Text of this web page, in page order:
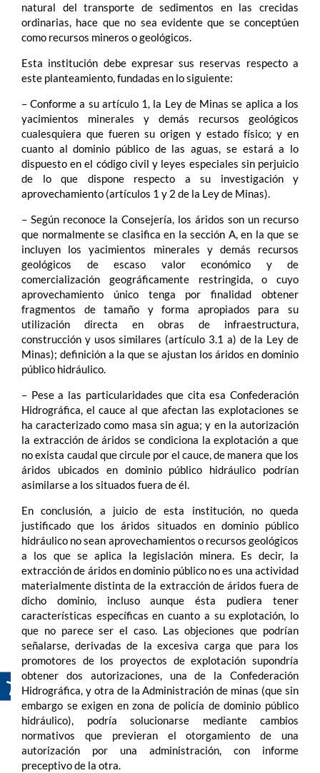
natural del transporte de sedimentos en las crecidas
ordinarias, hace que no sea evidente que se conceptúen
como recursos mineros o geológicos.
Esta institución debe expresar sus reservas respecto a
este planteamiento, fundadas en lo siguiente:
– Conforme a su artículo 1, la Ley de Minas se aplica a los
yacimientos minerales y demás recursos geológicos
cualesquiera que fueren su origen y estado físico; y en
cuanto al dominio público de las aguas, se estará a lo
dispuesto en el código civil y leyes especiales sin perjuicio
de lo que dispone respecto a su investigación y
aprovechamiento (artículos 1 y 2 de la Ley de Minas).
– Según reconoce la Consejería, los áridos son un recurso
que normalmente se clasifica en la sección A, en la que se
incluyen los yacimientos minerales y demás recursos
geológicos de escaso valor económico y de
comercialización geográficamente restringida, o cuyo
aprovechamiento único tenga por finalidad obtener
fragmentos de tamaño y forma apropiados para su
utilización directa en obras de infraestructura,
construcción y usos similares (artículo 3.1 a) de la Ley de
Minas); definición a la que se ajustan los áridos en dominio
público hidráulico.
– Pese a las particularidades que cita esa Confederación
Hidrográfica, el cauce al que afectan las explotaciones se
ha caracterizado como masa sin agua; y en la autorización
la extracción de áridos se condiciona la explotación a que
no exista caudal que circule por el cauce, de manera que los
áridos ubicados en dominio público hidráulico podrían
asimilarse a los situados fuera de él.
En conclusión, a juicio de esta institución, no queda
justificado que los áridos situados en dominio público
hidráulico no sean aprovechamientos o recursos geológicos
a los que se aplica la legislación minera. Es decir, la
extracción de áridos en dominio público no es una actividad
materialmente distinta de la extracción de áridos fuera de
dicho dominio, incluso aunque ésta pudiera tener
características específicas en cuanto a su explotación, lo
que no parece ser el caso. Las objeciones que podrían
señalarse, derivadas de la excesiva carga que para los
promotores de los proyectos de explotación supondría
obtener dos autorizaciones, una de la Confederación
Hidrográfica, y otra de la Administración de minas (que sin
embargo se exigen en zona de policía de dominio público
hidráulico), podría solucionarse mediante cambios
normativos que previeran el otorgamiento de una
autorización por una administración, con informe
preceptivo de la otra.